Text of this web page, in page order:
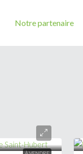
Notre partenaire